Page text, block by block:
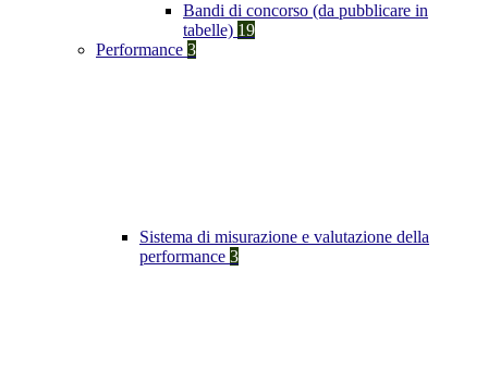
Bandi di concorso (da pubblicare in
tabelle) 19
Performance 3
Sistema di misurazione e valutazione della
performance 3